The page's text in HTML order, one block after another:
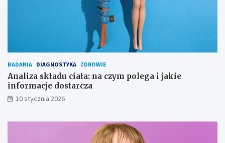
BADANIA DIAGNOSTYKA ZDROWIE
Analiza składu ciała: na czym polega i jakie
informacje dostarcza
10 stycznia 2026